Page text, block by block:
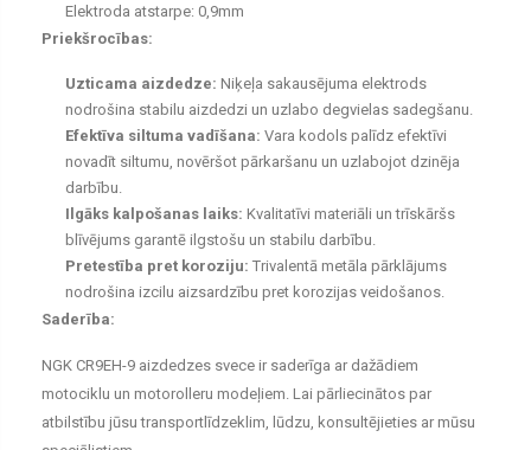
Elektroda atstarpe: 0,9mm
Priekšrocības:
Uzticama aizdedze: Niķeļa sakausējuma elektrods
nodrošina stabilu aizdedzi un uzlabo degvielas sadegšanu.
Efektīva siltuma vadīšana: Vara kodols palīdz efektīvi
novadīt siltumu, novēršot pārkaršanu un uzlabojot dzinēja
darbību.
Ilgāks kalpošanas laiks: Kvalitatīvi materiāli un trīskāršs
blīvējums garantē ilgstošu un stabilu darbību.
Pretestība pret koroziju: Trivalentā metāla pārklājums
nodrošina izcilu aizsardzību pret korozijas veidošanos.
Saderība:
NGK CR9EH-9 aizdedzes svece ir saderīga ar dažādiem
motociklu un motorolleru modeļiem. Lai pārliecinātos par
atbilstību jūsu transportlīdzeklim, lūdzu, konsultējieties ar mūsu